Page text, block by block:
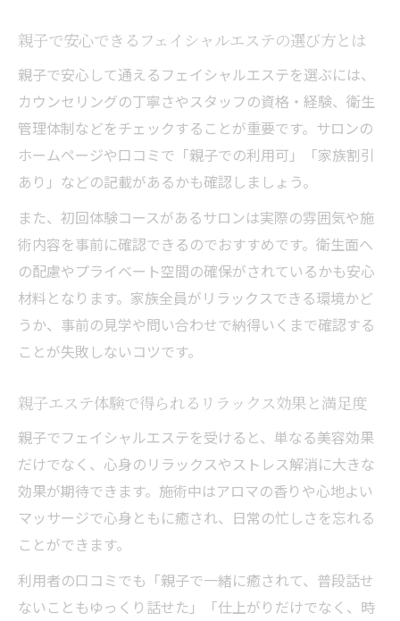
親子で安心できるフェイシャルエステの選び方とは
親子で安心して通えるフェイシャルエステを選ぶには、
カウンセリングの丁寧さやスタッフの資格・経験、衛生
管理体制などをチェックすることが重要です。サロンの
ホームページや口コミで「親子での利用可」「家族割引
あり」などの記載があるかも確認しましょう。
また、初回体験コースがあるサロンは実際の雰囲気や施
術内容を事前に確認できるのでおすすめです。衛生面へ
の配慮やプライベート空間の確保がされているかも安心
材料となります。家族全員がリラックスできる環境かど
うか、事前の見学や問い合わせで納得いくまで確認する
ことが失敗しないコツです。
親子エステ体験で得られるリラックス効果と満足度
親子でフェイシャルエステを受けると、単なる美容効果
だけでなく、心身のリラックスやストレス解消に大きな
効果が期待できます。施術中はアロマの香りや心地よい
マッサージで心身ともに癒され、日常の忙しさを忘れる
ことができます。
利用者の口コミでも「親子で一緒に癒されて、普段話せ
ないこともゆっくり話せた」「仕上がりだけでなく、時